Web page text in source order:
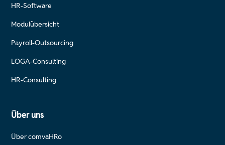
HR-Software
Modulübersicht
Payroll-Outsourcing
LOGA-Consulting
HR-Consulting
Über uns
Über comvaHRo